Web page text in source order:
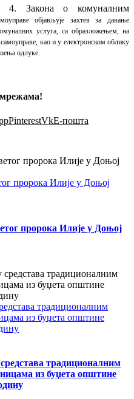
Закона о комуналним
објављује захтев за давање
услуга, са образложењем, на
као и у електронском облику
одлуке.
PinterestVkЕ-пошта
пророка Илије у Доњој
пророка Илије у Доњој
традиционалним
из буџета општине
традиционалним
из буџета општине